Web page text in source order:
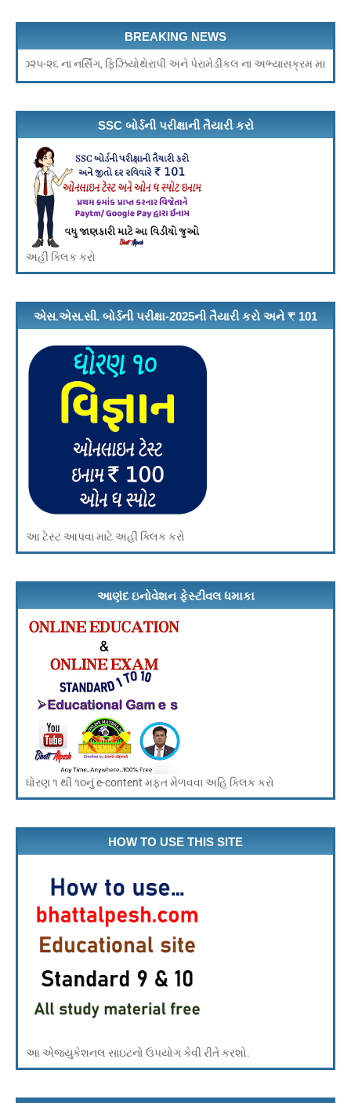
BREAKING NEWS
૨૬ ના નર્સિંગ, ફિઝિયોથેરાપી અને પેરામેડીકલ ના અભ્યાસક્રમ માટે ની પ્રવેશ
SSC બોર્ડની પરીક્ષાની તૈયારી કરો
અહીં ક્લિક કરો
એસ.એસ.સી. બોર્ડની પરીક્ષા-2025ની તૈયારી કરો અને ₹ 101
આ ટેસ્ટ આપવા માટે અહીં ક્લિક કરો
આણંદ ઇનોવેશન ફેસ્ટીવલ ધમાકા
ધોરણ ૧ થી ૧૦નું e-content મફત મેળવવા અહિ ક્લિક કરો
HOW TO USE THIS SITE
આ એજ્યુકેશનલ સાઇટનો ઉપયોગ કેવી રીતે કરશો.